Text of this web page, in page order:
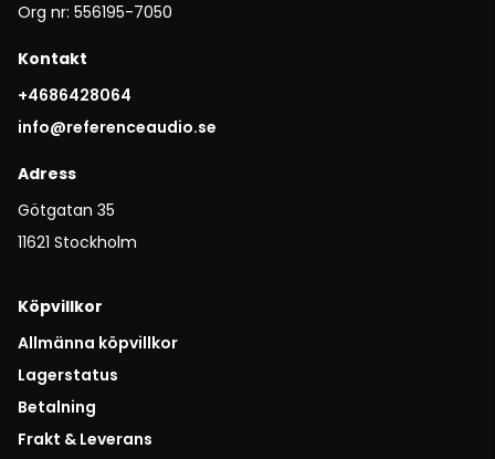
Org nr: 556195-7050
Kontakt
+4686428064
info@referenceaudio.se
Adress
Götgatan 35
11621 Stockholm
Köpvillkor
Allmänna köpvillkor
Lagerstatus
Betalning
Frakt & Leverans